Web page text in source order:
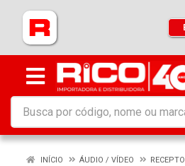
INÍCIO ÁUDIO / VÍDEO